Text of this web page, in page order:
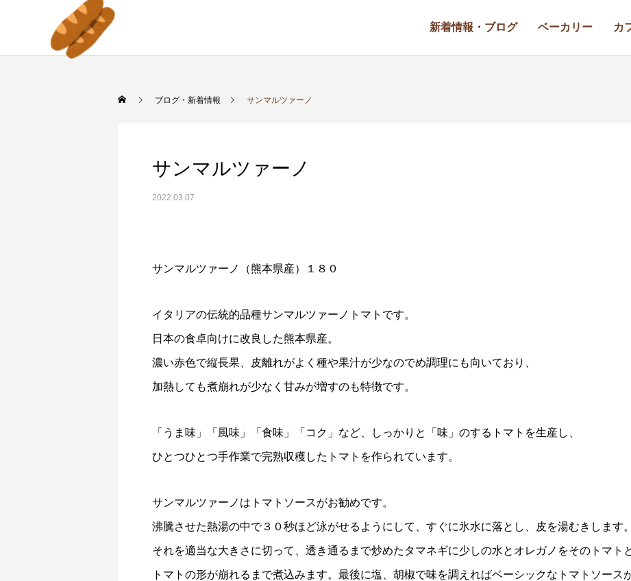
新着情報・ブログ ベーカリー カ
ブログ・新着情報 サンマルツァーノ
サンマルツァーノ
2022.03.07
サンマルツァーノ（熊本県産）１８０
イタリアの伝統的品種サンマルツァーノトマトです。
日本の食卓向けに改良した熊本県産。
濃い赤色で縦長果、皮離れがよく種や果汁が少なのでめ調理にも向いており、
加熱しても煮崩れが少なく甘みが増すのも特徴です。
「うま味」「風味」「食味」「コク」など、しっかりと「味」のするトマトを生産し、
ひとつひとつ手作業で完熟収穫したトマトを作られています。
サンマルツァーノはトマトソースがお勧めです。
沸騰させた熱湯の中で３０秒ほど泳がせるようにして、すぐに氷水に落とし、皮を湯むきします。
それを適当な大きさに切って、透き通るまで炒めたタマネギに少しの水とオレガノをそのトマト
トマトの形が崩れるまで煮込みます。最後に塩、胡椒で味を調えればベーシックなトマトソース